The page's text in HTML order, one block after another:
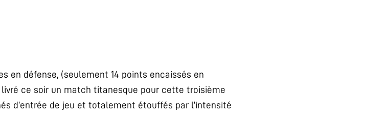
en défense, (seulement 14 points encaissés en
ce soir un match titanesque pour cette troisième
d’entrée de jeu et totalement étouffés par l’intensité